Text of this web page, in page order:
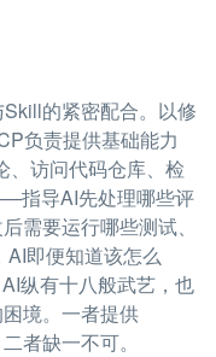
的紧密配合。以修
负责提供基础能力
访问代码仓库、检
指导AI先处理哪些评
需要运行哪些测试、
即便知道该怎么
纵有十八般武艺，也
境。一者提供
者缺一不可。